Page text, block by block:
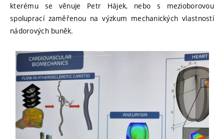
kterému se věnuje Petr Hájek, nebo s mezioborovou
spoluprací zaměřenou na výzkum mechanických vlastností
nádorových buněk.